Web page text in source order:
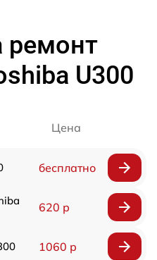
ремонт
U300
Цена
бесплатно
620 р
1060 р